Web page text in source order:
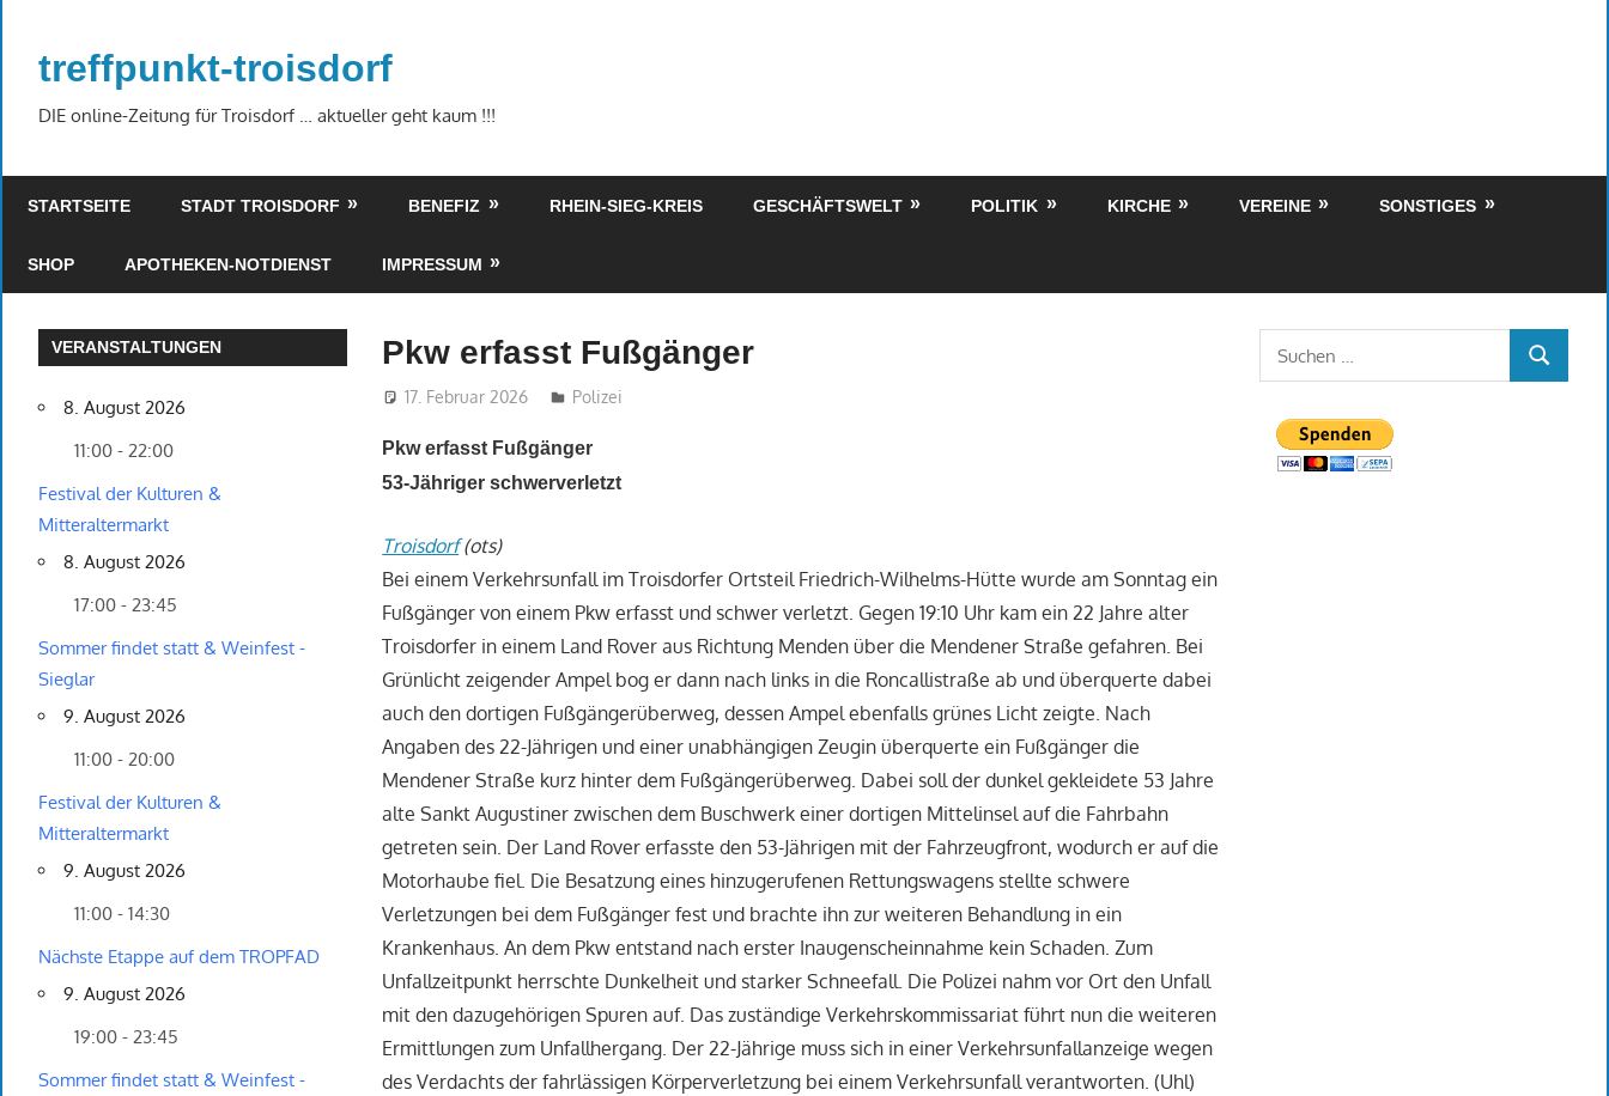
springen
treffpunkt-troisdorf
DIE online-Zeitung für Troisdorf … aktueller geht kaum !!!
STARTSEITE STADT TROISDORF BENEFIZ RHEIN-SIEG-KREIS GESCHÄFTSWELT POLITIK KIRCHE VEREINE SONSTIGES
SHOP APOTHEKEN-NOTDIENST IMPRESSUM
Pkw erfasst Fußgänger
17. Februar 2026 treffpunkt
Polizei
Pkw erfasst Fußgänger
53-Jähriger schwerverletzt
Troisdorf(ots)
Bei einem Verkehrsunfall im Troisdorfer Ortsteil Friedrich-Wilhelms-Hütte wurde am Sonntag ein
Fußgänger von einem Pkw erfasst und schwer verletzt. Gegen 19:10 Uhr kam ein 22 Jahre alter
Troisdorfer in einem Land Rover aus Richtung Menden über die Mendener Straße gefahren. Bei
Grünlicht zeigender Ampel bog er dann nach links in die Roncallistraße ab und überquerte dabei
auch den dortigen Fußgängerüberweg, dessen Ampel ebenfalls grünes Licht zeigte. Nach
Angaben des 22-Jährigen und einer unabhängigen Zeugin überquerte ein Fußgänger die
Mendener Straße kurz hinter dem Fußgängerüberweg. Dabei soll der dunkel gekleidete 53 Jahre
alte Sankt Augustiner zwischen dem Buschwerk einer dortigen Mittelinsel auf die Fahrbahn
getreten sein. Der Land Rover erfasste den 53-Jährigen mit der Fahrzeugfront, wodurch er auf die
Motorhaube fiel. Die Besatzung eines hinzugerufenen Rettungswagens stellte schwere
Verletzungen bei dem Fußgänger fest und brachte ihn zur weiteren Behandlung in ein
Krankenhaus. An dem Pkw entstand nach erster Inaugenscheinnahme kein Schaden. Zum
Unfallzeitpunkt herrschte Dunkelheit und starker Schneefall. Die Polizei nahm vor Ort den Unfall
mit den dazugehörigen Spuren auf. Das zuständige Verkehrskommissariat führt nun die weiteren
Ermittlungen zum Unfallhergang. Der 22-Jährige muss sich in einer Verkehrsunfallanzeige wegen
des Verdachts der fahrlässigen Körperverletzung bei einem Verkehrsunfall verantworten. (Uhl)
VERANSTALTUNGEN
8. August 2026
11:00 - 22:00
Festival der Kulturen &
Mitteraltermarkt
8. August 2026
17:00 - 23:45
Sommer findet statt & Weinfest -
Sieglar
9. August 2026
11:00 - 20:00
Festival der Kulturen &
Mitteraltermarkt
9. August 2026
11:00 - 14:30
Nächste Etappe auf dem TROPFAD
9. August 2026
19:00 - 23:45
Sommer findet statt & Weinfest -
SUCHEN